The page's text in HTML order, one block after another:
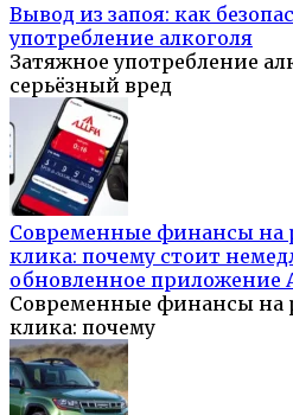
Вывод из запоя: как
употребление алкоголя
Затяжное употребление
серьёзный вред
Современные финансы на
клика: почему стоит
обновленное приложение
Современные финансы на
клика: почему